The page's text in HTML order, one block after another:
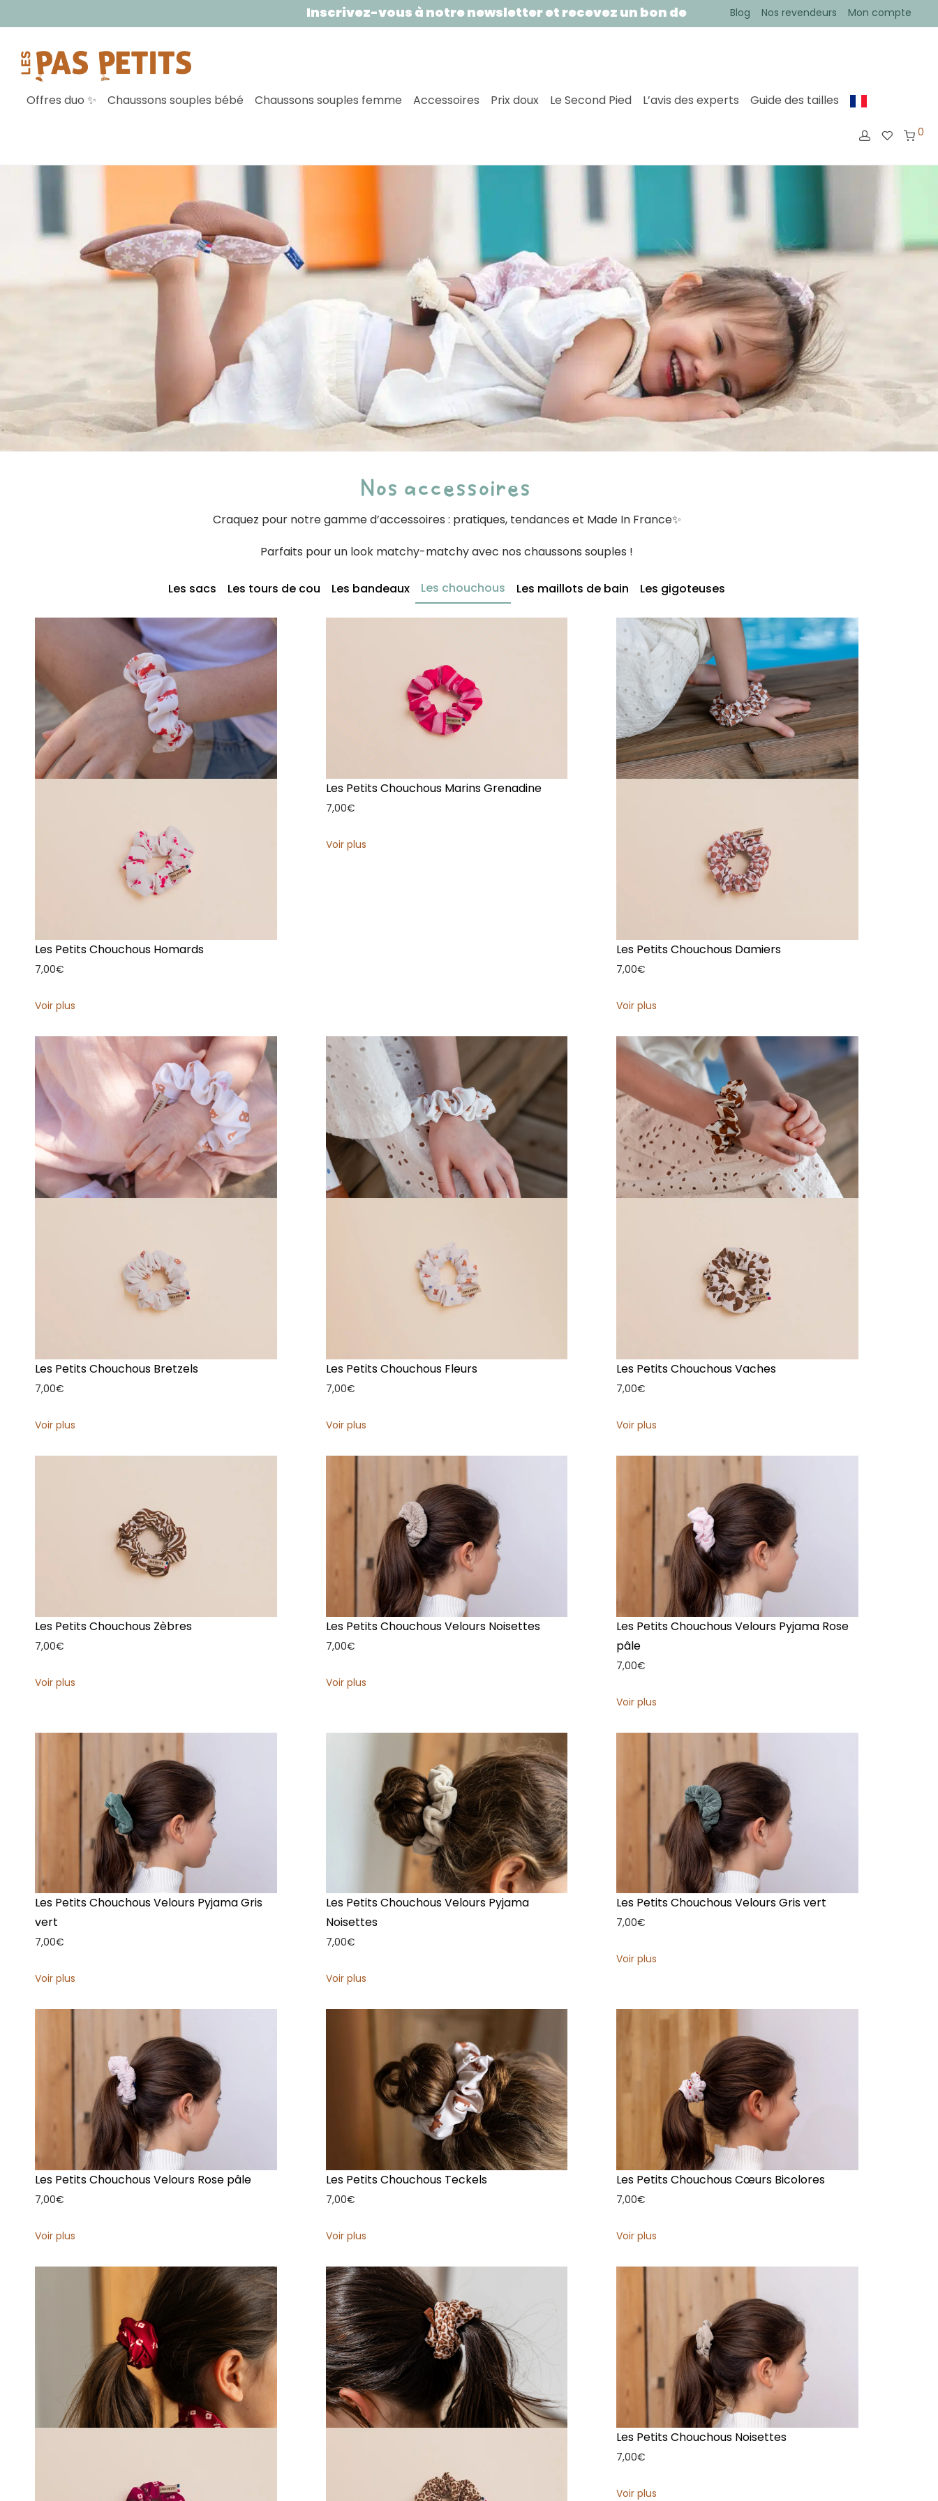
Inscrivez-vous à notre newsletter et recevez un bon de 5€ sur votre première commande !• Votre
Blog Nos revendeurs Mon compte
Offres duo ✨ Chaussons souples bébé Chaussons souples femme Accessoires Prix doux Le Second Pied L’avis des experts Guide des tailles
0
Nos accessoires
Craquez pour notre gamme d’accessoires : pratiques, tendances et Made In France✨
Parfaits pour un look matchy-matchy avec nos chaussons souples !
Les bandeaux Les chouchous Les gigoteuses
Les maillots de bain
Les sacs Les tours de cou
Les Petits Chouchous Homards
7,00€
Voir plus
Les Petits Chouchous Marins Grenadine
7,00€
Voir plus
Les Petits Chouchous Damiers
7,00€
Voir plus
Les Petits Chouchous Bretzels
7,00€
Voir plus
Les Petits Chouchous Fleurs
7,00€
Voir plus
Les Petits Chouchous Vaches
7,00€
Voir plus
Les Petits Chouchous Zèbres
7,00€
Voir plus
Les Petits Chouchous Velours Noisettes
7,00€
Voir plus
Les Petits Chouchous Velours Pyjama Rose
pâle
7,00€
Voir plus
Les Petits Chouchous Velours Pyjama Gris
vert
7,00€
Voir plus
Les Petits Chouchous Velours Pyjama
Noisettes
7,00€
Voir plus
Les Petits Chouchous Velours Gris vert
7,00€
Voir plus
Les Petits Chouchous Velours Rose pâle
7,00€
Voir plus
Les Petits Chouchous Teckels
7,00€
Voir plus
Les Petits Chouchous Cœurs Bicolores
7,00€
Voir plus
Les Petits Chouchous Noisettes
7,00€
Voir plus